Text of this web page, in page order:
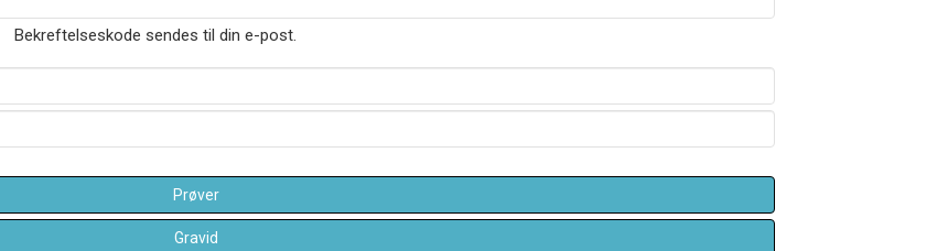
Bekreftelseskode sendes til din e-post.
Prøver
Gravid